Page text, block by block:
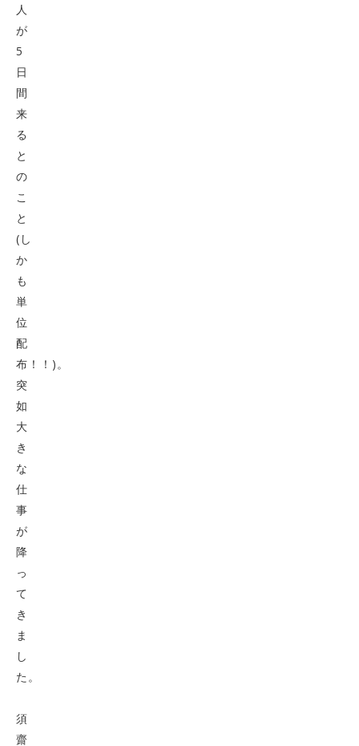
人
が
5
日
間
来
る
と
の
こ
と
(し
か
も
単
位
配
布！！)。
突
如
大
き
な
仕
事
が
降
っ
て
き
ま
し
た。
須
齋